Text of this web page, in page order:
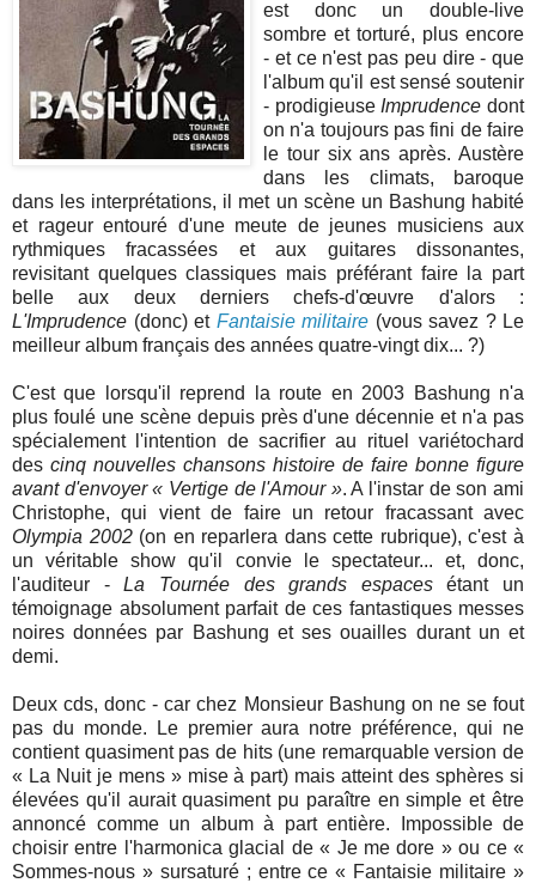
est donc un double-live
sombre et torturé, plus encore
- et ce n'est pas peu dire - que
l'album qu'il est sensé soutenir
- prodigieuse Imprudence dont
on n'a toujours pas fini de faire
le tour six ans après. Austère
dans les climats, baroque
dans les interprétations, il met un scène un Bashung habité
et rageur entouré d'une meute de jeunes musiciens aux
rythmiques fracassées et aux guitares dissonantes,
revisitant quelques classiques mais préférant faire la part
belle aux deux derniers chefs-d'œuvre d'alors :
L'Imprudence (donc) et Fantaisie militaire (vous savez ? Le
meilleur album français des années quatre-vingt dix... ?)
C'est que lorsqu'il reprend la route en 2003 Bashung n'a
plus foulé une scène depuis près d'une décennie et n'a pas
spécialement l'intention de sacrifier au rituel variétochard
des cinq nouvelles chansons histoire de faire bonne figure
avant d'envoyer « Vertige de l'Amour ». A l'instar de son ami
Christophe, qui vient de faire un retour fracassant avec
Olympia 2002(on en reparlera dans cette rubrique), c'est à
un véritable show qu'il convie le spectateur... et, donc,
l'auditeur -La Tournée des grands espacesétant un
témoignage absolument parfait de ces fantastiques messes
noires données par Bashung et ses ouailles durant un et
demi.
Deux cds, donc - car chez Monsieur Bashung on ne se fout
pas du monde. Le premier aura notre préférence, qui ne
contient quasiment pas de hits (une remarquable version de
« La Nuit je mens » mise à part) mais atteint des sphères si
élevées qu'il aurait quasiment pu paraître en simple et être
annoncé comme un album à part entière. Impossible de
choisir entre l'harmonica glacial de « Je me dore » ou ce «
Sommes-nous » sursaturé ; entre ce « Fantaisie militaire »